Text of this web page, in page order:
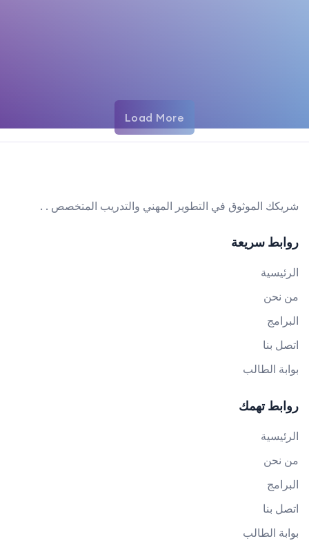
Load More
شريكك الموثوق في التطوير المهني والتدريب المتخصص . .
روابط سريعة
الرئيسية
من نحن
البرامج
اتصل بنا
بوابة الطالب
روابط تهمك
الرئيسية
من نحن
البرامج
اتصل بنا
بوابة الطالب